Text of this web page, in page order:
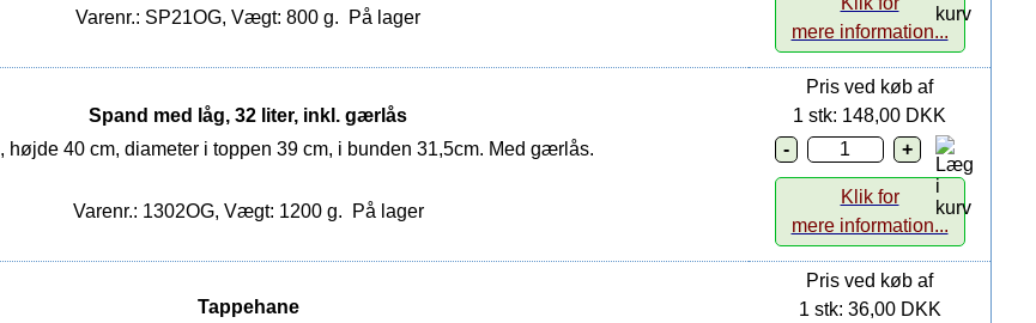
Varenr.: SP21OG, Vægt: 800 g. På lager
mere information...
Spand med låg, 32 liter, inkl. gærlås
højde 40 cm, diameter i toppen 39 cm, i bunden 31,5cm. Med gærlås.
Varenr.: 1302OG, Vægt: 1200 g. På lager
Pris ved køb af
1 stk: 148,00 DKK
Klik for
mere information...
Tappehane
Pris ved køb af
1 stk: 36,00 DKK